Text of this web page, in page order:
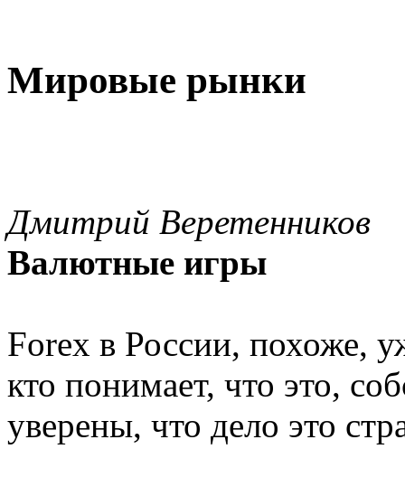
Мировые рынки
Дмитрий Веретенников
Валютные игры
Forex в России, похоже,
кто понимает, что это,
уверены, что дело это